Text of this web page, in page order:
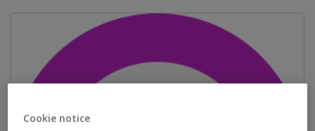
Cookie notice